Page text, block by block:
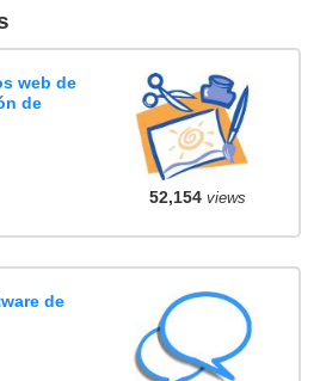
web de
de
52,154views
de